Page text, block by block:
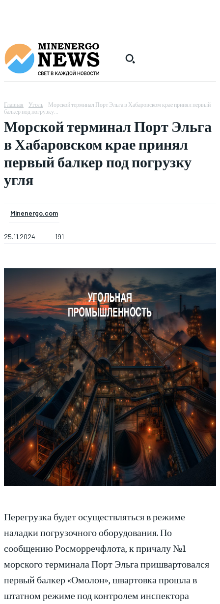
Главная Уголь
Морской терминал Порт Эльга в Хабаровском крае принял первый
балкер под погрузку...
Морской терминал Порт Эльга
в Хабаровском крае принял
первый балкер под погрузку
угля
Minenergo.com
25.11.2024 191
Перегрузка будет осуществляться в режиме
наладки погрузочного оборудования. По
сообщению Росморречфлота, к причалу №1
морского терминала Порт Эльга пришвартовался
первый балкер «Омолон», швартовка прошла в
штатном режиме под контролем инспектора